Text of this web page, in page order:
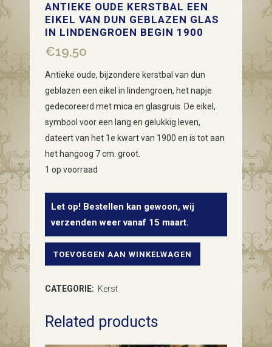
ANTIEKE OUDE KERSTBAL EEN
EIKEL VAN DUN GEBLAZEN GLAS
IN LINDENGROEN BEGIN 1900
€19,50
Antieke oude, bijzondere kerstbal van dun
geblazen een eikel in lindengroen, het napje
gedecoreerd met mica en glasgruis. De eikel,
symbool voor een lang en gelukkig leven,
dateert van het 1e kwart van 1900 en is tot aan
het hangoog 7 cm. groot.
1 op voorraad
Let op! Bestellen kan gewoon, wij
verzenden weer vanaf 15 maart.
Antieke
een
TOEVOEGEN AAN WINKELWAGEN
CATEGORIE: Kerst
Related products